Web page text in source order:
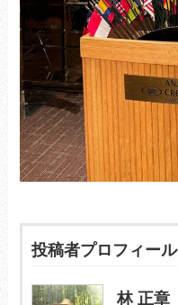
投稿者プロフィール
林 正章